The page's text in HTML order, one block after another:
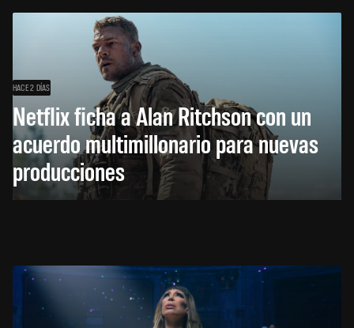
HACE 2 DÍAS
Netflix ficha a Alan Ritchson con un
acuerdo multimillonario para nuevas
producciones